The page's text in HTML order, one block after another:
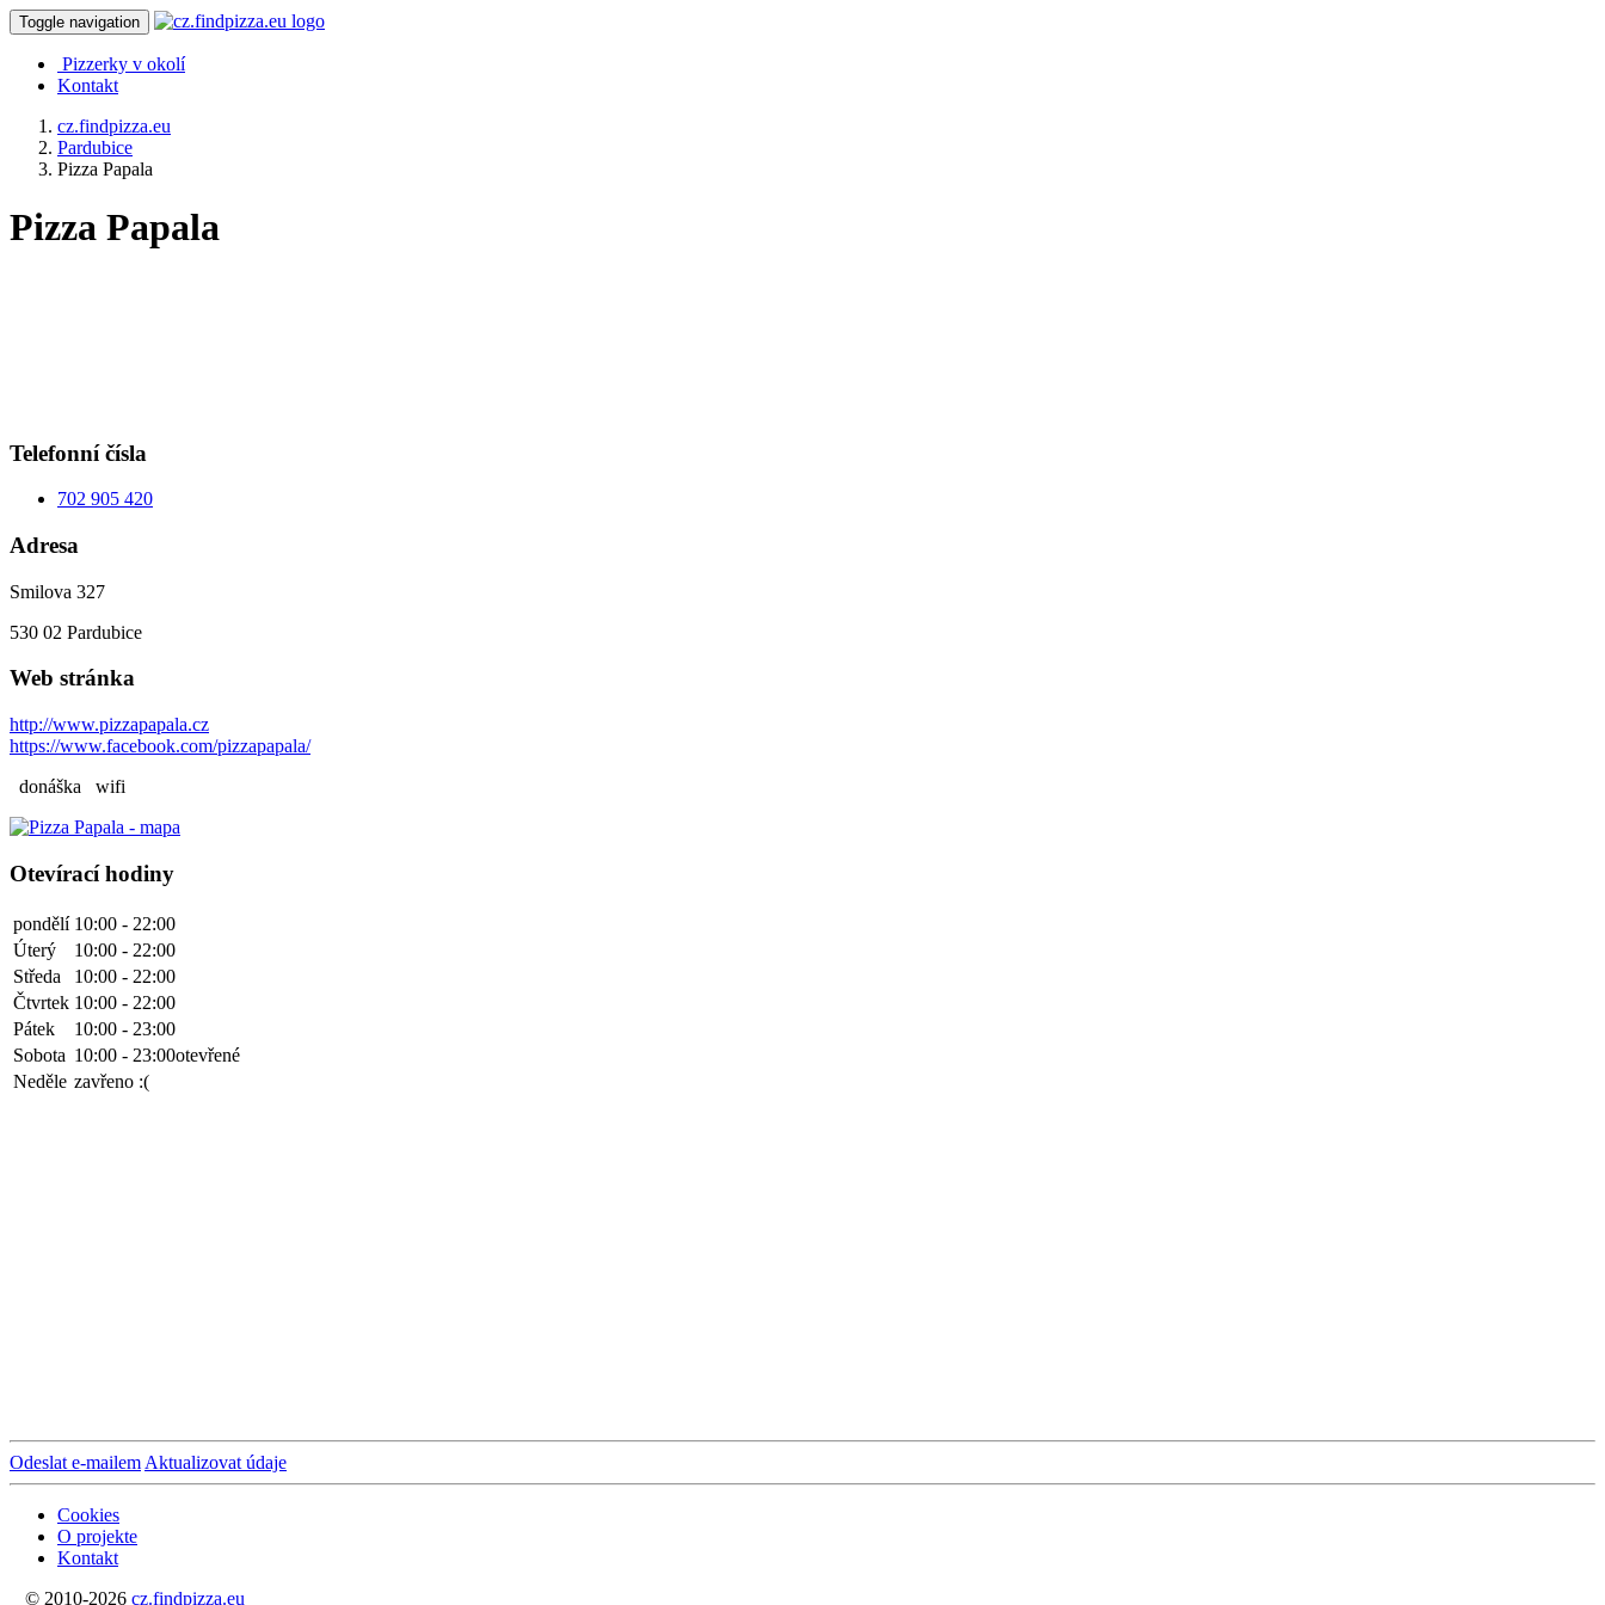
Toggle navigation
Pizzerky v okolí
Kontakt
cz.findpizza.eu
Pardubice
Pizza Papala
Pizza Papala
Telefonní čísla
702 905 420
Adresa
Smilova 327
530 02 Pardubice
Web stránka
http://www.pizzapapala.cz
https://www.facebook.com/pizzapapala/
donáška
wifi
Otevírací hodiny
pondělí 10:00 - 22:00
Úterý
10:00 - 22:00
Středa
10:00 - 22:00
Čtvrtek 10:00 - 22:00
Pátek
10:00 - 23:00
Sobota 10:00 - 23:00otevřené
Neděle zavřeno :(
Odeslat e-mailem Aktualizovat údaje
Cookies
O projekte
Kontakt
© 2010-2026 cz.findpizza.eu